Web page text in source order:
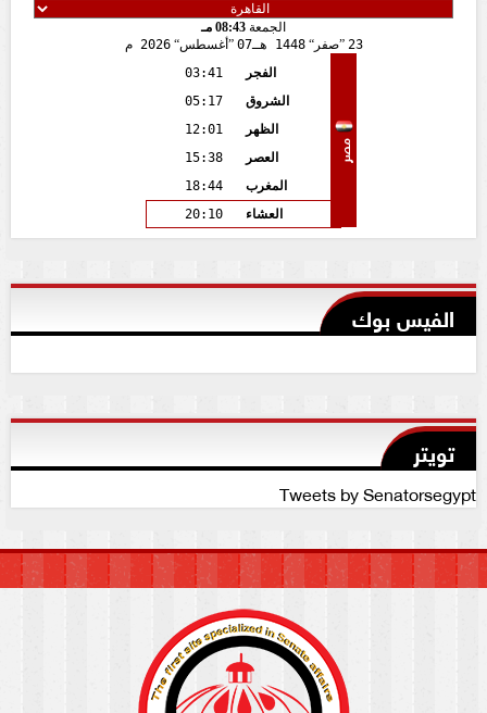
الجمعة 08:43 مـ
23
صفر 1448 هـ 07 أغسطس 2026 م
مصر
الفجر
03:41
الشروق
05:17
الظهر
12:01
العصر
15:38
المغرب
18:44
العشاء
20:10
الفيس بوك
تويتر
Tweets by Senatorsegypt